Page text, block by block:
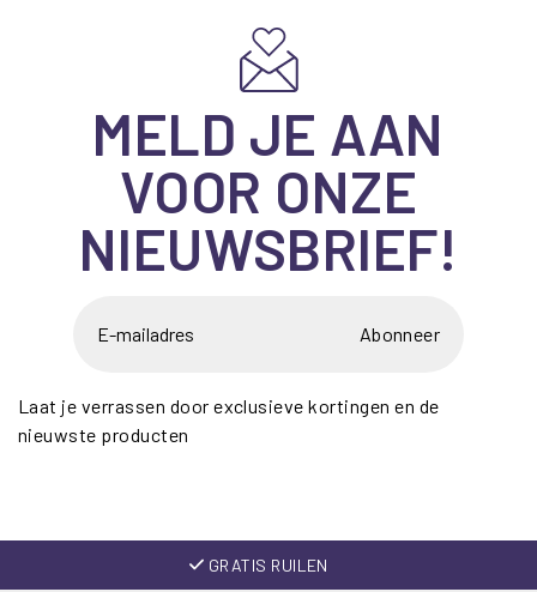
MELD JE AAN
VOOR ONZE
NIEUWSBRIEF!
Abonneer
Laat je verrassen door exclusieve kortingen en de
nieuwste producten
GRATIS RUILEN